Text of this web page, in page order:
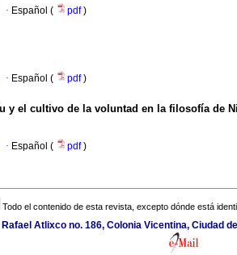
· Español ( pdf)
· Español ( pdf)
y el cultivo de la voluntad en la filosofía de
· Español ( pdf)
Todo el contenido de esta revista, excepto dónde está
Atlixco no. 186, Colonia Vicentina, Ciudad